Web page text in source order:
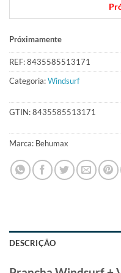
Próximamente
REF:8435585513171
Categoria:Windsurf
GTIN:8435585513171
Marca: Behumax
DESCRIÇÃO